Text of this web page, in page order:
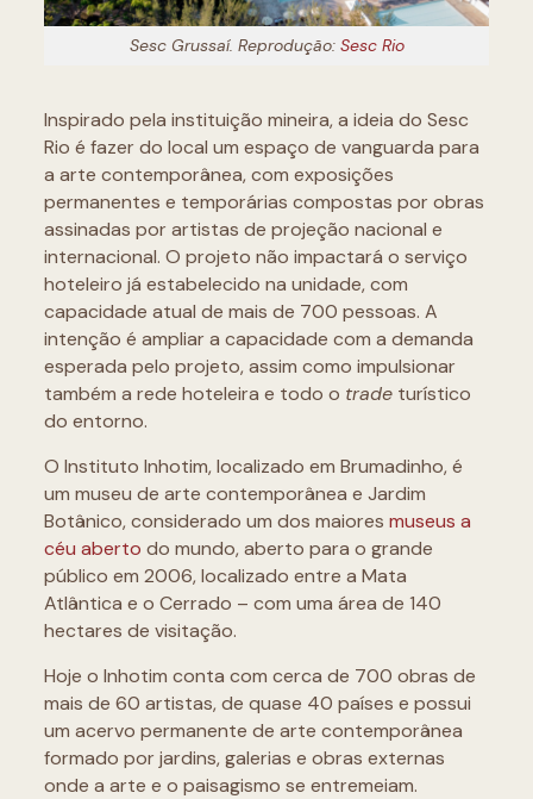
Sesc Grussaí. Reprodução: Sesc Rio
Inspirado pela instituição mineira, a ideia do Sesc
Rio é fazer do local um espaço de vanguarda para
a arte contemporânea, com exposições
permanentes e temporárias compostas por obras
assinadas por artistas de projeção nacional e
internacional. O projeto não impactará o serviço
hoteleiro já estabelecido na unidade, com
capacidade atual de mais de 700 pessoas. A
intenção é ampliar a capacidade com a demanda
esperada pelo projeto, assim como impulsionar
também a rede hoteleira e todo o tradeturístico
do entorno.
O Instituto Inhotim, localizado em Brumadinho, é
um museu de arte contemporânea e Jardim
Botânico, considerado um dos maiores museus a
céu aberto do mundo, aberto para o grande
público em 2006, localizado entre a Mata
Atlântica e o Cerrado – com uma área de 140
hectares de visitação.
Hoje o Inhotim conta com cerca de 700 obras de
mais de 60 artistas, de quase 40 países e possui
um acervo permanente de arte contemporânea
formado por jardins, galerias e obras externas
onde a arte e o paisagismo se entremeiam.